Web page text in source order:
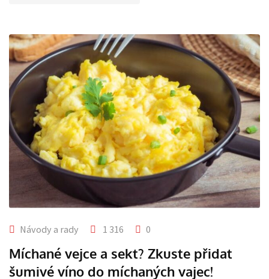
Návody a rady 1 316 0
Míchané vejce a sekt? Zkuste přidat
šumivé víno do míchaných vajec!